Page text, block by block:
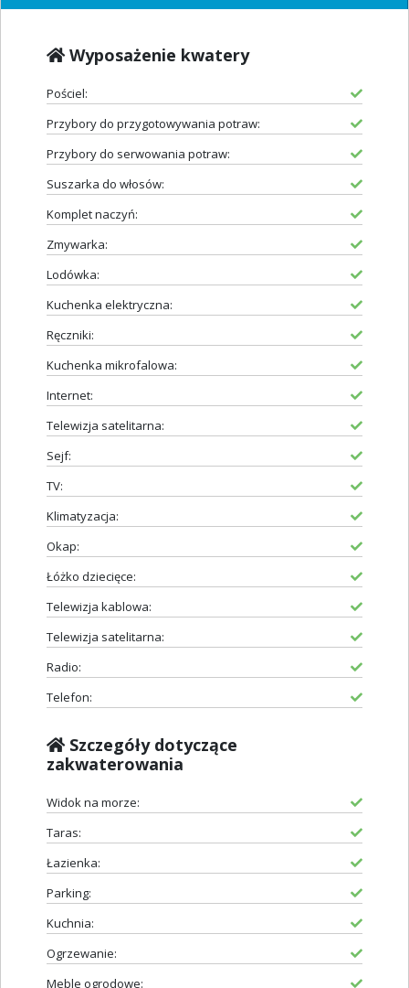
Wyposażenie kwatery
Pościel:
Przybory do przygotowywania potraw:
Przybory do serwowania potraw:
Suszarka do włosów:
Komplet naczyń:
Zmywarka:
Lodówka:
Kuchenka elektryczna:
Ręczniki:
Kuchenka mikrofalowa:
Internet:
Telewizja satelitarna:
Sejf:
TV:
Klimatyzacja:
Okap:
Łóżko dziecięce:
Telewizja kablowa:
Telewizja satelitarna:
Radio:
Telefon:
Szczegóły dotyczące
zakwaterowania
Widok na morze:
Taras:
Łazienka:
Parking:
Kuchnia:
Ogrzewanie:
Meble ogrodowe: